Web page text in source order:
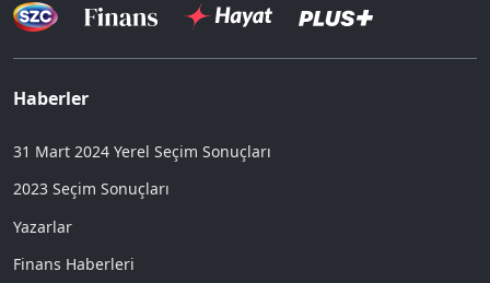
Haberler
31 Mart 2024 Yerel Seçim Sonuçları
2023 Seçim Sonuçları
Yazarlar
Finans Haberleri